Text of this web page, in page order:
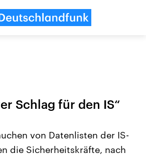
Schlag für den IS“
von Datenlisten der IS-
die Sicherheitskräfte, nach